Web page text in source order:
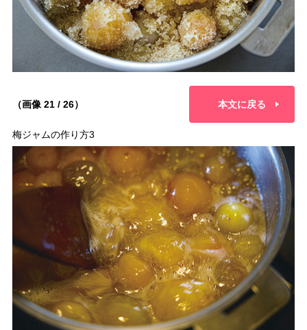
（画像 21 / 26） 本文に戻る
梅ジャムの作り方3